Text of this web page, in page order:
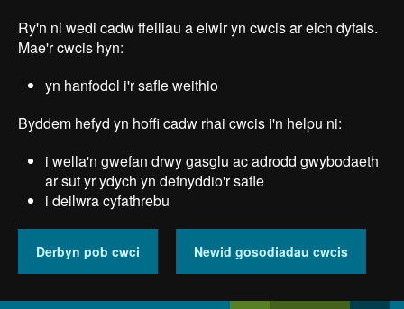
main
Ry'n ni wedi cadw ffeiliau a elwir yn cwcis ar eich dyfais.
Mae'r cwcis hyn:
yn hanfodol i'r safle weithio
Byddem hefyd yn hoffi cadw rhai cwcis i'n helpu ni:
i wella'n gwefan drwy gasglu ac adrodd gwybodaeth
ar sut yr ydych yn defnyddio'r safle
i deilwra cyfathrebu
Derbyn pob cwci Newid gosodiadau cwcis